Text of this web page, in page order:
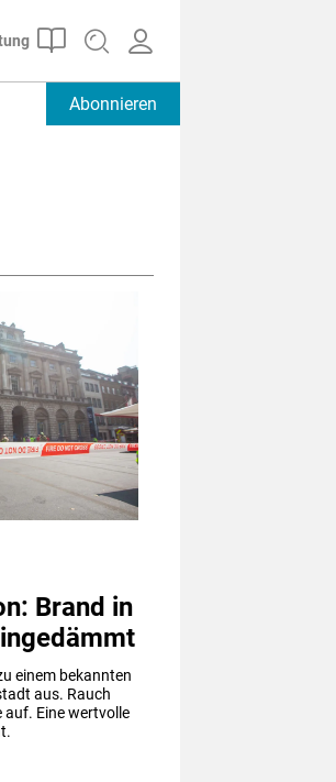
Abonnieren
Brand in
einem bekannten
aus. Rauch
auf. Eine wertvolle